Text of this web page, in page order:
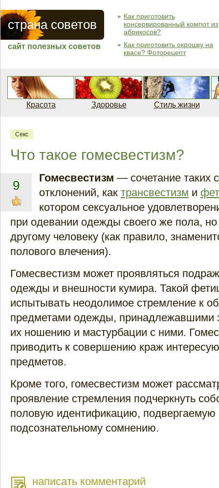
страна советов
сайт полезных советов
Как приготовить
консервированный компот из
абрикосов?
Как приготовить окрошку на
квасе? Фоторецепт
Красота Здоровье Стиль жизни
Секс
Что такое гомесвестизм?
9
Гомесвестизм — сочетание таких
отклонений, как трансвестизм и
котором сексуальное
при одевании одежды своего же пола,
другому человеку (как правило,
полового влечения).
Гомесвестизм может проявляться
одежды и внешности кумира. Такой
испытывать неодолимое стремление к
предметами одежды, принадлежавшими
их ношению и мастурбации с ними.
приводить к совершению краж
предметов.
Кроме того, гомесвестизм может
проявление стремления подчеркнуть
половую идентификацию, подвергаемую
подсознательному сомнению.
написать комментарий